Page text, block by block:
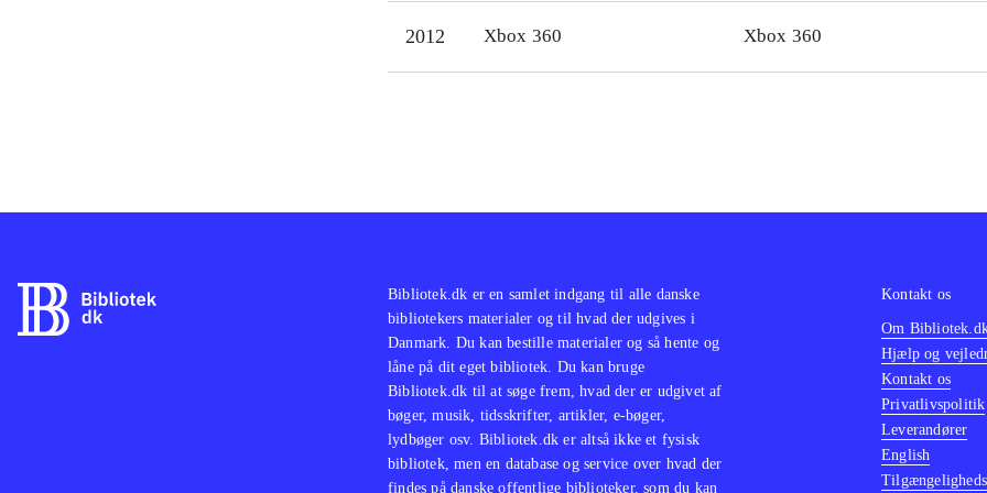
ikke det flotte helhedsindtryk
2012 Xbox 360 Xbox 360
Bibliotek.dk er en samlet indgang til alle danske
bibliotekers materialer og til hvad der udgives i
Danmark. Du kan bestille materialer og så hente og
låne på dit eget bibliotek. Du kan bruge
Bibliotek.dk til at søge frem, hvad der er udgivet af
bøger, musik, tidsskrifter, artikler, e-bøger,
lydbøger osv. Bibliotek.dk er altså ikke et fysisk
bibliotek, men en database og service over hvad der
findes på danske offentlige biblioteker, som du kan
Kontakt os
Om
Hjælp og
Kontakt os
Privatlivspolitik
Leverandører
English